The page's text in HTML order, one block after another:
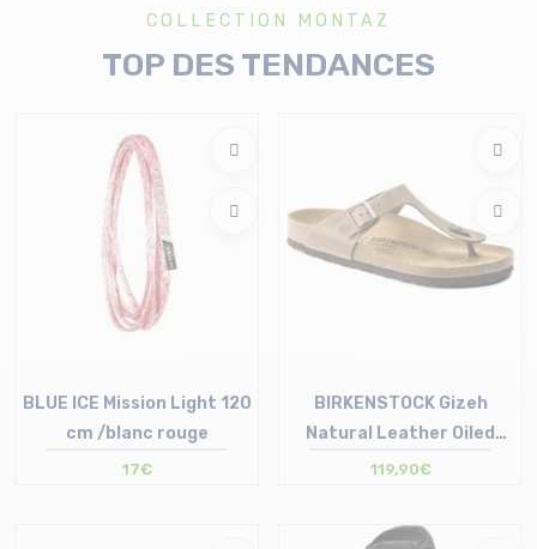
COLLECTION MONTAZ
TOP DES TENDANCES
BLUE ICE Mission Light 120
cm /blanc rouge
17€
36 | 37 | 43 | 45
BIRKENSTOCK Gizeh
Natural Leather Oiled
/tabacco marron (regular)
119,90€